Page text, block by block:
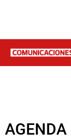
AGENDA